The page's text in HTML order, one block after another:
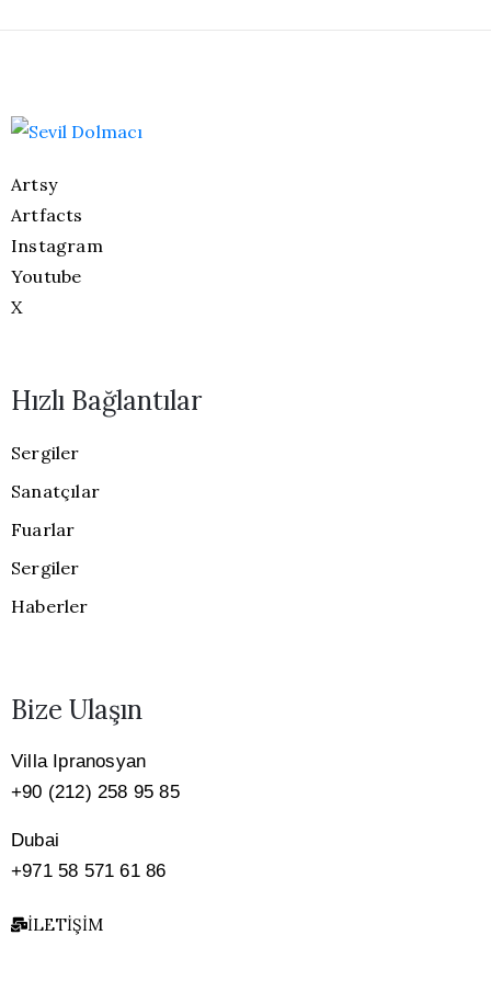
Artsy
Artfacts
Instagram
Youtube
X
Hızlı Bağlantılar
Sergiler
Sanatçılar
Fuarlar
Sergiler
Haberler
Bize Ulaşın
Villa Ipranosyan
+90 (212) 258 95 85
Dubai
+971 58 571 61 86
İLETIŞIM